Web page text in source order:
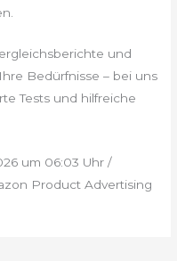
und
Bedürfnisse – bei uns
Tests und hilfreiche
um 06:03 Uhr /
Product Advertising